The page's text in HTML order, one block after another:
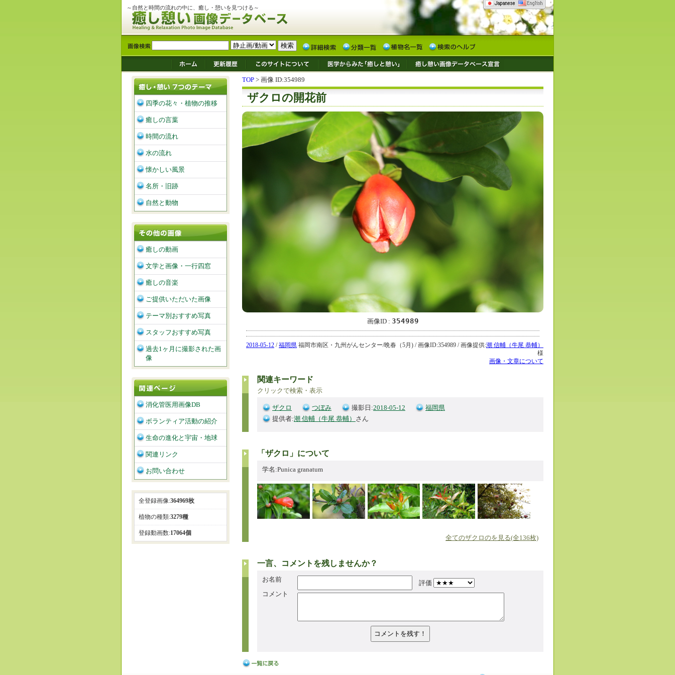
～自然と時間の流れの中に、癒し・憩いを見つける～
TOP > 画像 ID:354989
ザクロの開花前
画像ID : 354989
2018-05-12 /福岡県 福岡市南区・九州がんセンター/晩春（5月) / 画像ID:354989 / 画像提供:潮 信輔（牛尾 恭輔）
様
画像・文章について
関連キーワード
クリックで検索・表示
ザクロ つぼみ 撮影日:2018-05-12
福岡県
提供者:潮 信輔（牛尾 恭輔） さん
「ザクロ」について
学名:Punica granatum
全てのザクロのを見る(全136枚)
一言、コメントを残しませんか？
お名前
評価
コメント
四季の花々・植物の推移
癒しの言葉
時間の流れ
水の流れ
懐かしい風景
名所・旧跡
自然と動物
癒しの動画
文学と画像・一行四窓
癒しの音楽
ご提供いただいた画像
テーマ別おすすめ写真
スタッフおすすめ写真
過去1ヶ月に撮影された画
像
消化管医用画像DB
ボランティア活動の紹介
生命の進化と宇宙・地球
関連リンク
お問い合わせ
全登録画像:364969枚
植物の種類:3279種
登録動画数:17064個